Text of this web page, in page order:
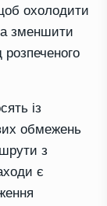
охолодити
зменшити
розпеченого
із
обмежень
з
є